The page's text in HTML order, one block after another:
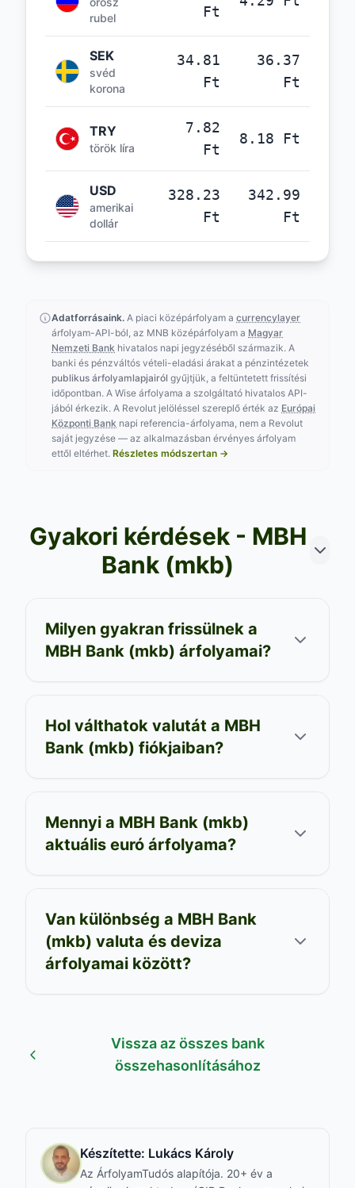
rubel
Ft
SEK
svéd
korona
34.81
Ft
36.37
Ft
TRY
török líra
7.82
Ft
8.18 Ft
USD
amerikai
dollár
328.23
Ft
342.99
Ft
Adatforrásaink. A piaci középárfolyam a currencylayer
árfolyam-API-ból, az MNB középárfolyam a Magyar
Nemzeti Bank hivatalos napi jegyzéséből származik. A
banki és pénzváltós vételi-eladási árakat a pénzintézetek
publikus árfolyamlapjairól gyűjtjük, a feltüntetett frissítési
időpontban. A Wise árfolyama a szolgáltató hivatalos API-
jából érkezik. A Revolut jelöléssel szereplő érték az Európai
Központi Bank napi referencia-árfolyama, nem a Revolut
saját jegyzése — az alkalmazásban érvényes árfolyam
ettől eltérhet. Részletes módszertan →
Gyakori kérdések - MBH
Bank (mkb)
Milyen gyakran frissülnek a
MBH Bank (mkb) árfolyamai?
Hol válthatok valutát a MBH
Bank (mkb) fiókjaiban?
Mennyi a MBH Bank (mkb)
aktuális euró árfolyama?
Van különbség a MBH Bank
(mkb) valuta és deviza
árfolyamai között?
Vissza az összes bank
összehasonlításához
Készítette: Lukács Károly
Az ÁrfolyamTudós alapítója. 20+ év a